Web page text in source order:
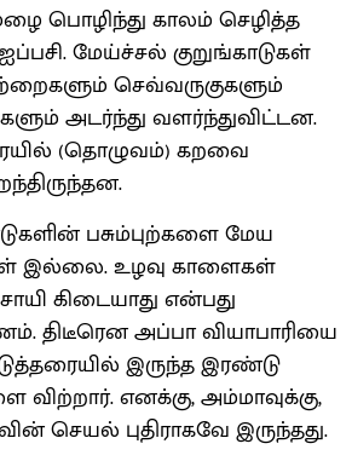
பொழிந்து காலம் செழித்த
மேய்ச்சல் குறுங்காடுகள்
செவ்வருகுகளும்
அடர்ந்து வளர்ந்துவிட்டன.
(தொழுவம்) கறவை
பசும்புற்களை மேய
இல்லை. உழவு காளைகள்
கிடையாது என்பது
திடீரென அப்பா வியாபாரியை
இருந்த இரண்டு
எனக்கு, அம்மாவுக்கு,
செயல் புதிராகவே இருந்தது.